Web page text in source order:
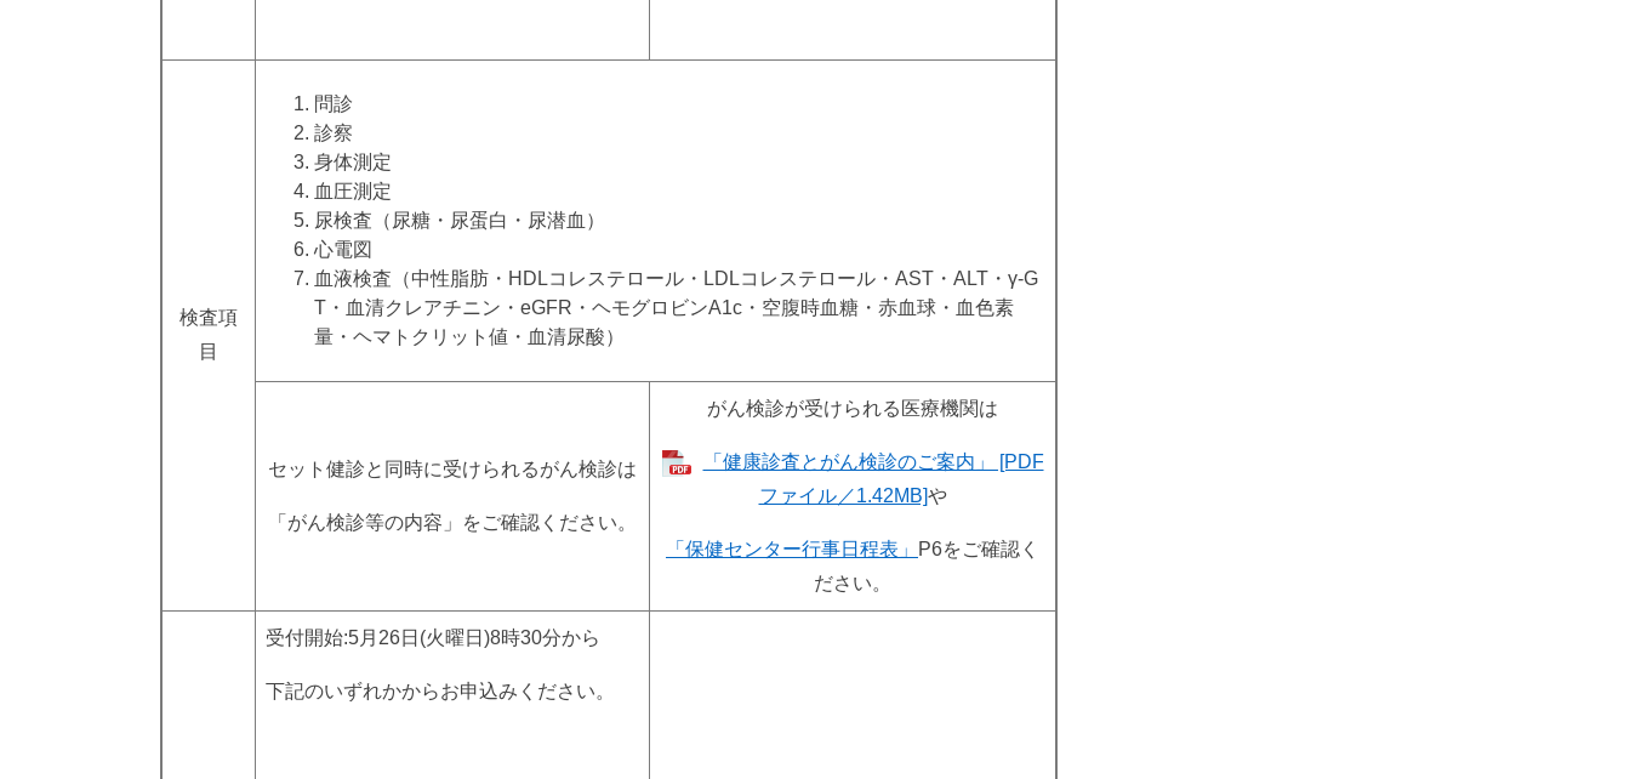
検査項
目
問診
診察
身体測定
血圧測定
尿検査（尿糖・尿蛋白・尿潜血）
心電図
血液検査（中性脂肪・HDLコレステロール・LDLコレステロール・AST・ALT・γ-G
T・血清クレアチニン・eGFR・ヘモグロビンA1c・空腹時血糖・赤血球・血色素
量・ヘマトクリット値・血清尿酸）
セット健診と同時に受けられるがん検診は
「がん検診等の内容」をご確認ください。
がん検診が受けられる医療機関は
「健康診査とがん検診のご案内」 [PDF
ファイル／1.42MB]や
「保健センター行事日程表」
P6をご確認く
ださい。
受付開始:5月26日(火曜日)8時30分から
下記のいずれかからお申込みください。